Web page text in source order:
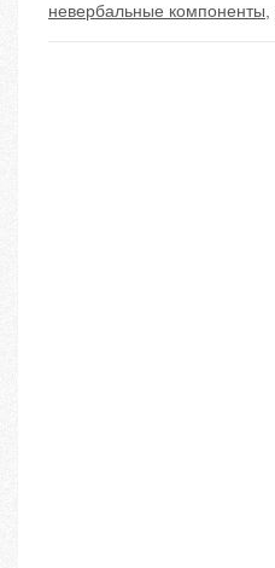
невербальные компоненты,